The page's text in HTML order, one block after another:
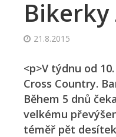
21.8.2015
<p>V týdnu od
Cross Country.
Během 5 dnů
velkému
téměř pět